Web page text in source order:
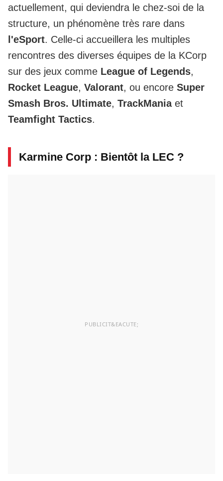
actuellement, qui deviendra le chez-soi de la
structure, un phénomène très rare dans
l'eSport. Celle-ci accueillera les multiples
rencontres des diverses équipes de la KCorp
sur des jeux comme League of Legends,
Rocket League, Valorant, ou encore Super
Smash Bros. Ultimate, TrackManiaet
Teamfight Tactics.
Karmine Corp : Bientôt la LEC ?